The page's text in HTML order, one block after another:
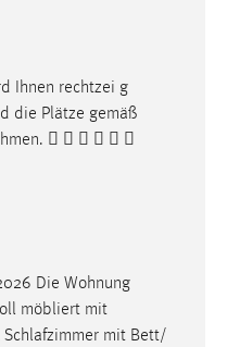
Ihnen rechtzei g
die Plätze gemäß
     
Die Wohnung
möbliert mit
Schlafzimmer mit Bett/